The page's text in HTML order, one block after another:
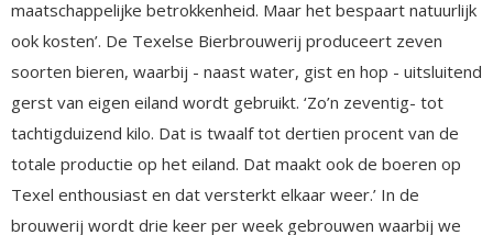
maatschappelijke betrokkenheid. Maar het bespaart natuurlijk
ook kosten’. De Texelse Bierbrouwerij produceert zeven
soorten bieren, waarbij - naast water, gist en hop - uitsluitend
gerst van eigen eiland wordt gebruikt. ‘Zo’n zeventig- tot
tachtigduizend kilo. Dat is twaalf tot dertien procent van de
totale productie op het eiland. Dat maakt ook de boeren op
Texel enthousiast en dat versterkt elkaar weer.’ In de
brouwerij wordt drie keer per week gebrouwen waarbij we